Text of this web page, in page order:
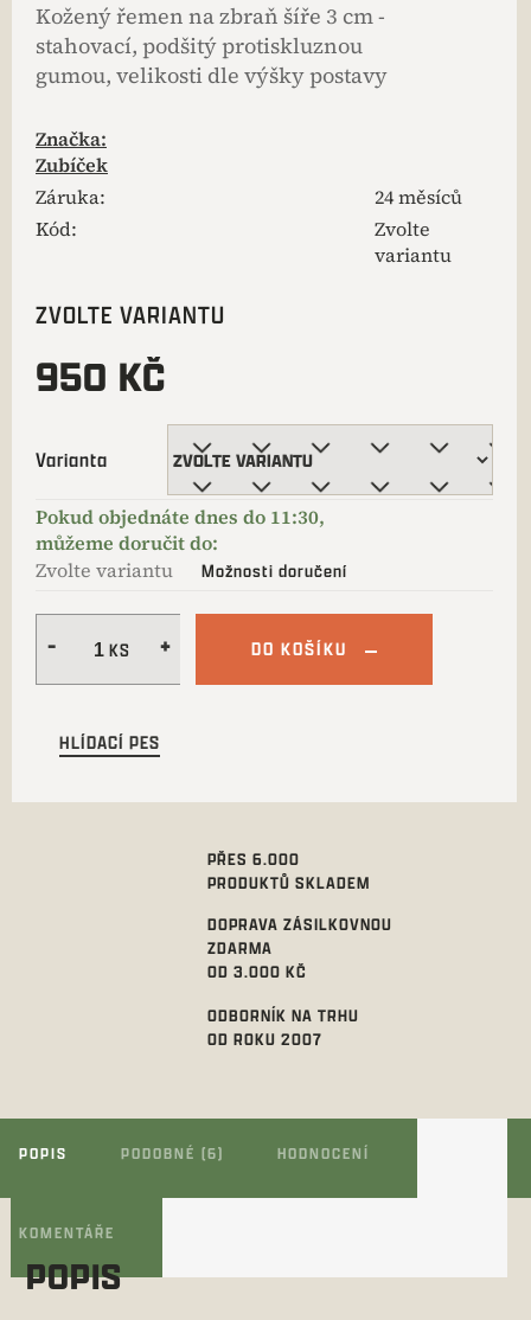
Kožený řemen na zbraň šíře 3 cm -
stahovací, podšitý protiskluznou
gumou, velikosti dle výšky postavy
Značka:
Zubíček
Záruka:
24 měsíců
Kód:
Zvolte
variantu
ZVOLTE VARIANTU
950 KČ
Varianta
Zvolte variantu Možnosti doručení
DO KOŠÍKU
HLÍDACÍ PES
PŘES 6.000
PRODUKTŮ SKLADEM
DOPRAVA ZÁSILKOVNOU
ZDARMA
OD 3.000 KČ
ODBORNÍK NA TRHU
OD ROKU 2007
POPIS PODOBNÉ (6) HODNOCENÍ
KOMENTÁŘE
POPIS